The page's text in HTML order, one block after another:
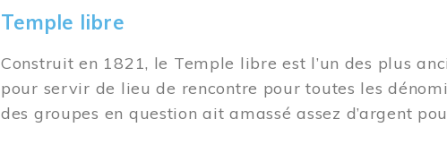
Temple libre
Construit en 1821, le Temple libre est l’un des plus
pour servir de lieu de rencontre pour toutes les
des groupes en question ait amassé assez d’argent